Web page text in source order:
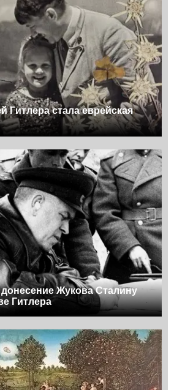
Гитлера стала еврейская
Жукова Сталину
Гитлера